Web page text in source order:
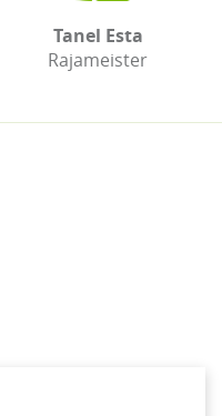
Tanel Esta
Rajameister